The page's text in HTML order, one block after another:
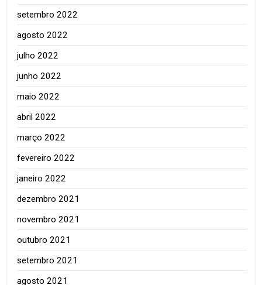
setembro 2022
agosto 2022
julho 2022
junho 2022
maio 2022
abril 2022
março 2022
fevereiro 2022
janeiro 2022
dezembro 2021
novembro 2021
outubro 2021
setembro 2021
agosto 2021